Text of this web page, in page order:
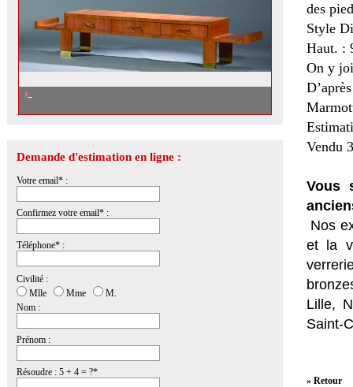
Demande d'estimation en ligne :
Votre email* :
Confirmez votre email* :
Téléphone* :
Civilité :
Mlle
Mme
M.
Nom :
Prénom :
Résoudre : 5 + 4 = ?*
des
Style
Haut. :
On y
Vendu
Vous
Nos
et la
Lille,
Saint-
» Retour